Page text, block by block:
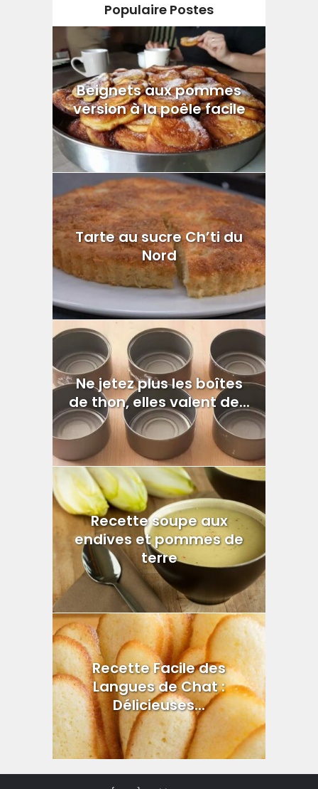
Populaire Postes
Beignets aux pommes
version à la poêle facile
Tarte au sucre Ch’ti du
Nord
Ne jetez plus les boîtes
de thon, elles valent de...
Recette soupe aux
endives et pommes de
terre
Recette Facile des
Langues de Chat :
Délicieuses...